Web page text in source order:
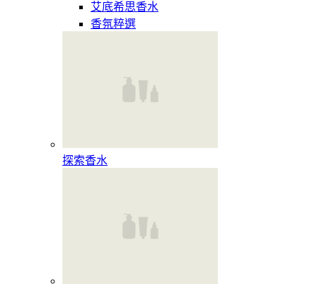
艾底希思香水
香氛粹選
探索香水​